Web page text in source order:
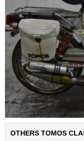
OTHERS TOMOS